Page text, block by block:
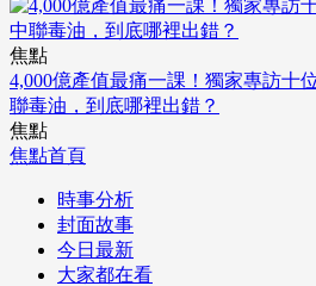
焦點
4,000億產值最痛一課！獨家專訪十
聯毒油，到底哪裡出錯？
焦點
焦點首頁
時事分析
封面故事
今日最新
大家都在看